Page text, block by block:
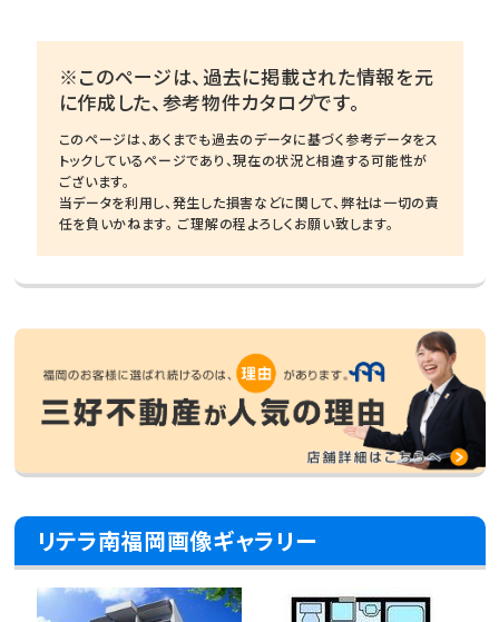
※このページは、過去に掲載された情報を元
に作成した、参考物件カタログです。
このページは、あくまでも過去のデータに基づく参考データをス
トックしているページであり、現在の状況と相違する可能性が
ございます。
当データを利用し、発生した損害などに関して、弊社は一切の責
任を負いかねます。 ご理解の程よろしくお願い致します。
リテラ南福岡画像ギャラリー